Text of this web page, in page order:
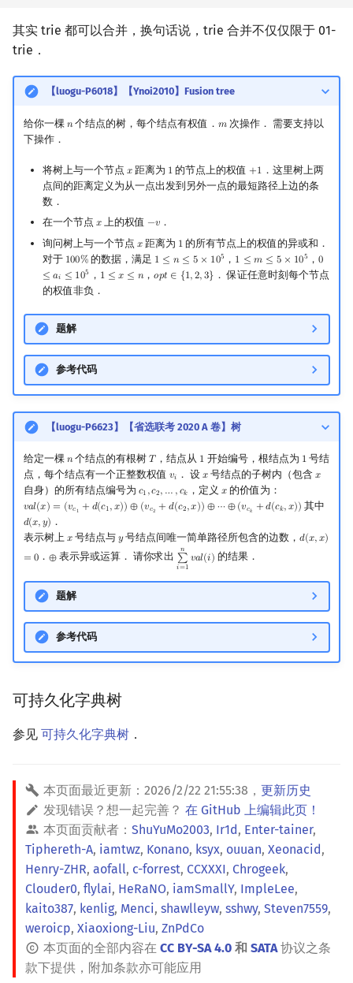
其实 trie 都可以合并，换句话说，trie 合并不仅仅限于 01-
trie．
【luogu-P6018】【Ynoi2010】Fusion tree
给你一棵 𝑛
n个结点的树，每个结点有权值．𝑚
m 次操作． 需要支持以
下操作．
将树上与一个节点 𝑥
x距离为 1
1 的节点上的权值 +1
+1
．这里树上两
点间的距离定义为从一点出发到另外一点的最短路径上边的条
数．
在一个节点 𝑥
x上的权值 −𝑣
−v ．
询问树上与一个节点 𝑥
x距离为 1
1 的所有节点上的权值的异或和．
对于 100%
100% 的数据，满足 1 ≤ 𝑛 ≤ 5 × 105
1 ≤n ≤5 ×105 ， 1 ≤ 𝑚 ≤ 5 × 105
1 ≤m ≤5 ×105 ，0
≤ 𝑎𝑖 ≤ 105
0
， 1 ≤ 𝑥 ≤ 𝑛
1≤x≤n ，𝑜𝑝𝑡 ∈ {1,2,3}
opt ∈ 1 ,2 ,3}
． 保证任意时刻每个节点
的权值非负．
题解
参考代码
【luogu-P6623】【省选联考 2020 A 卷】树
给定一棵 𝑛
n个结点的有根树𝑇
T ，结点从 1
1 开始编号，根结点为 1
1号结
点，每个结点有一个正整数权值 𝑣𝑖
vi ． 设 𝑥
x 号结点的子树内（包含𝑥
x
自身）的所有结点编号为 𝑐1 ,𝑐2, … ,𝑐𝑘
c1 ,c2,…,ck ，定义 𝑥
x 的价值为：
𝑣𝑎𝑙(𝑥) = (𝑣𝑐1 + 𝑑(𝑐1,𝑥)) ⊕ (𝑣𝑐2 + 𝑑(𝑐2,𝑥)) ⊕⋯ ⊕(𝑣𝑐𝑘 +𝑑(𝑐𝑘,𝑥))
val(x)= (v c1+d (c1,x))⊕(vc 2+d(c2 x) )⊕⋯⊕(vck+d( ck ,x)) 其中
𝑑(𝑥,𝑦)
d(x,y)
．
表示树上 𝑥
x号结点与 𝑦
y号结点间唯一简单路径所包含的边数，𝑑(𝑥,𝑥)
= 0
d(x,x)=
．⊕
⊕ 表示异或运算． 请你求出
𝑛
∑
𝑖=1
𝑣𝑎𝑙(𝑖)
∑i = 1nval( i)
的结果．
题解
参考代码
可持久化字典树
参见 可持久化字典树 ．
本页面最近更新： 2026/2/22 21:55:38 ， 更新历史
发现错误？想一起完善？ 在 GitHub 上编辑此页！
本页面贡献者： ShuYuMo2003, Ir1d , Enter-tainer,
Tiphereth-A, iamtwz, Konano, ksyx, ouuan, Xeonacid ,
Henry-ZHR, aofall, c-forrest, CCXXXI, Chrogeek,
Clouder0, flylai, HeRaNO, iamSmallY, ImpleLee,
kaito387, kenlig, Menci, shawlleyw, sshwy, Steven7559,
weroicp, Xiaoxiong-Liu, ZnPdCo
本页面的全部内容在 CC BY-SA 4.0 和 SATA协议之条
款下提供，附加条款亦可能应用